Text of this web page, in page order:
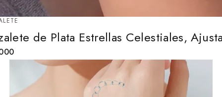
de Plata Estrellas Celestiales,